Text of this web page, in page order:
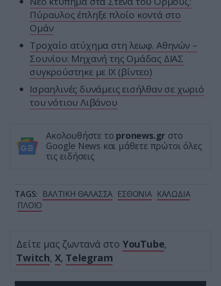
Πύραυλος έπληξε πλοίο κοντά στο
Ομάν
Τροχαίο ατύχημα στη λεωφ. Αθηνών –
Σουνίου: Μηχανή της Ομάδας ΔΙΑΣ
συγκρούστηκε με ΙΧ (βίντεο)
Ισραηλινές δυνάμεις εισήλθαν σε χωριό
του νότιου Λιβάνου
Ακολουθήστε το pronews.gr στο
Google News και μάθετε πρώτοι όλες
τις ειδήσεις
TAGS: ΒΑΛΤΙΚΗ ΘΑΛΑΣΣΑ ΕΣΘΟΝΙΑ ΚΑΛΩΔΙΑ
ΠΛΟΙΟ
Δείτε μας ζωντανά στο YouTube,
Twitch, X, Telegram